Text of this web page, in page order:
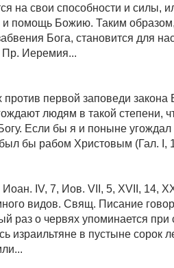
на свои способности и силы,
и помощь Божию. Таким
Бога, становится для
Пр. Иеремия...
против первой заповеди закона
людям в такой степени,
Если бы я и поныне
был бы рабом Христовым (Гал. I,
IV, 7, Иов. VII, 5, XVII, 14,
видов. Свящ. Писание
раз о червях упоминается при
израильтяне в пустыне сорок